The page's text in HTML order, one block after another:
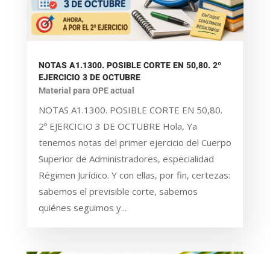
NOTAS A1.1300. POSIBLE CORTE EN 50,80. 2º
EJERCICIO 3 DE OCTUBRE
Material para OPE actual
NOTAS A1.1300. POSIBLE CORTE EN 50,80.
2º EJERCICIO 3 DE OCTUBRE Hola, Ya
tenemos notas del primer ejercicio del Cuerpo
Superior de Administradores, especialidad
Régimen Jurídico. Y con ellas, por fin, certezas:
sabemos el previsible corte, sabemos
quiénes seguimos y...